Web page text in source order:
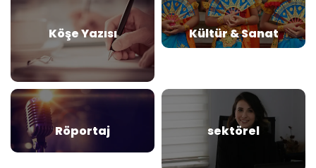
Köşe Yazısı Kültür & Sanat
Röportaj sektörel